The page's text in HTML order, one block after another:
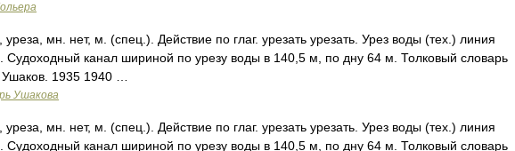
мн. нет, м. (спец.). Действие по глаг. урезать урезать. Урез воды (тех.) линия
Судоходный канал шириной по урезу воды в 140,5 м, по дну 64 м. Толковый словарь
1935 1940 …
Ушакова
мн. нет, м. (спец.). Действие по глаг. урезать урезать. Урез воды (тех.) линия
Судоходный канал шириной по урезу воды в 140,5 м, по дну 64 м. Толковый словарь